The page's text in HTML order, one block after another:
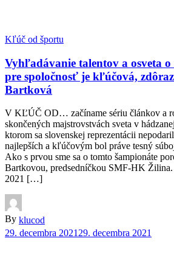
Kľúč od športu
Vyhľadávanie talentov a osveta
pre spoločnosť je kľúčová,
Bartková
V KĽÚČ OD… začíname sériu článkov a
skončených majstrovstvách sveta v
ktorom sa slovenskej reprezentácii
najlepších a kľúčovým bol práve tesný
Ako s prvou sme sa o tomto šampionáte
Bartkovou, predsedníčkou SMF-HK
2021 […]
By klucod
29. decembra 2021 29. decembra 2021